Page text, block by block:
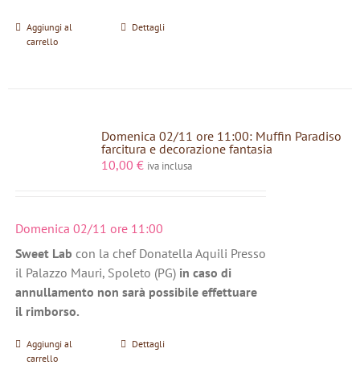
Aggiungi al
carrello
Dettagli
Domenica 02/11 ore 11:00: Muffin Paradiso
farcitura e decorazione fantasia
10,00 € iva inclusa
Domenica 02/11 ore 11:00
Sweet Lab con la chef Donatella Aquili Presso
il Palazzo Mauri, Spoleto (PG) in caso di
annullamento non sarà possibile effettuare
il rimborso.
Aggiungi al
carrello
Dettagli